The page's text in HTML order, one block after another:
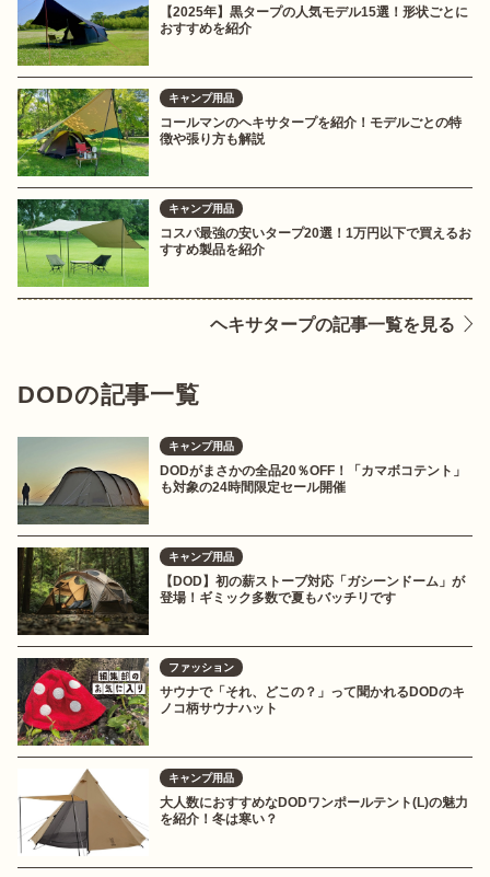
【2025年】黒タープの人気モデル15選！形状ごとに
おすすめを紹介
キャンプ用品
コールマンのヘキサタープを紹介！モデルごとの特
徴や張り方も解説
キャンプ用品
コスパ最強の安いタープ20選！1万円以下で買えるお
すすめ製品を紹介
ヘキサタープの記事一覧を見る
DODの記事一覧
キャンプ用品
DODがまさかの全品20％OFF！「カマボコテント」
も対象の24時間限定セール開催
キャンプ用品
【DOD】初の薪ストーブ対応「ガシーンドーム」が
登場！ギミック多数で夏もバッチリです
ファッション
サウナで「それ、どこの？」って聞かれるDODのキ
ノコ柄サウナハット
キャンプ用品
大人数におすすめなDODワンポールテント(L)の魅力
を紹介！冬は寒い？